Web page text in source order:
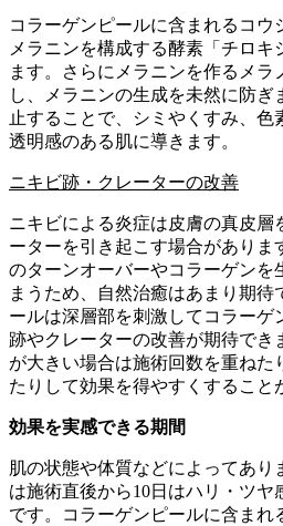
コラーゲンピールに含まれるコウ
メラニンを構成する酵素「チロキ
ます。さらにメラニンを作るメラ
し、メラニンの生成を未然に防
止することで、シミやくすみ、色
透明感のある肌に導きます。
ニキビ跡・クレーターの改善
ニキビによる炎症は皮膚の真皮層
ーターを引き起こす場合がありま
のターンオーバーやコラーゲンを
まうため、自然治癒はあまり期
ールは深層部を刺激してコラーゲ
跡やクレーターの改善が期待でき
が大きい場合は施術回数を重ねた
たりして効果を得やすくすること
効果を実感できる期間
肌の状態や体質などによってあり
は施術直後から10日はハリ・ツヤ
です。コラーゲンピールに含まれ